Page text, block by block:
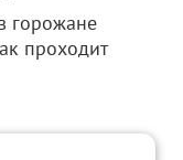
горожане
проходит